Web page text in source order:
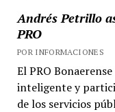
Andrés Petrillo
PRO
POR INFORMACIONES
El PRO
inteligente y
de los servicios